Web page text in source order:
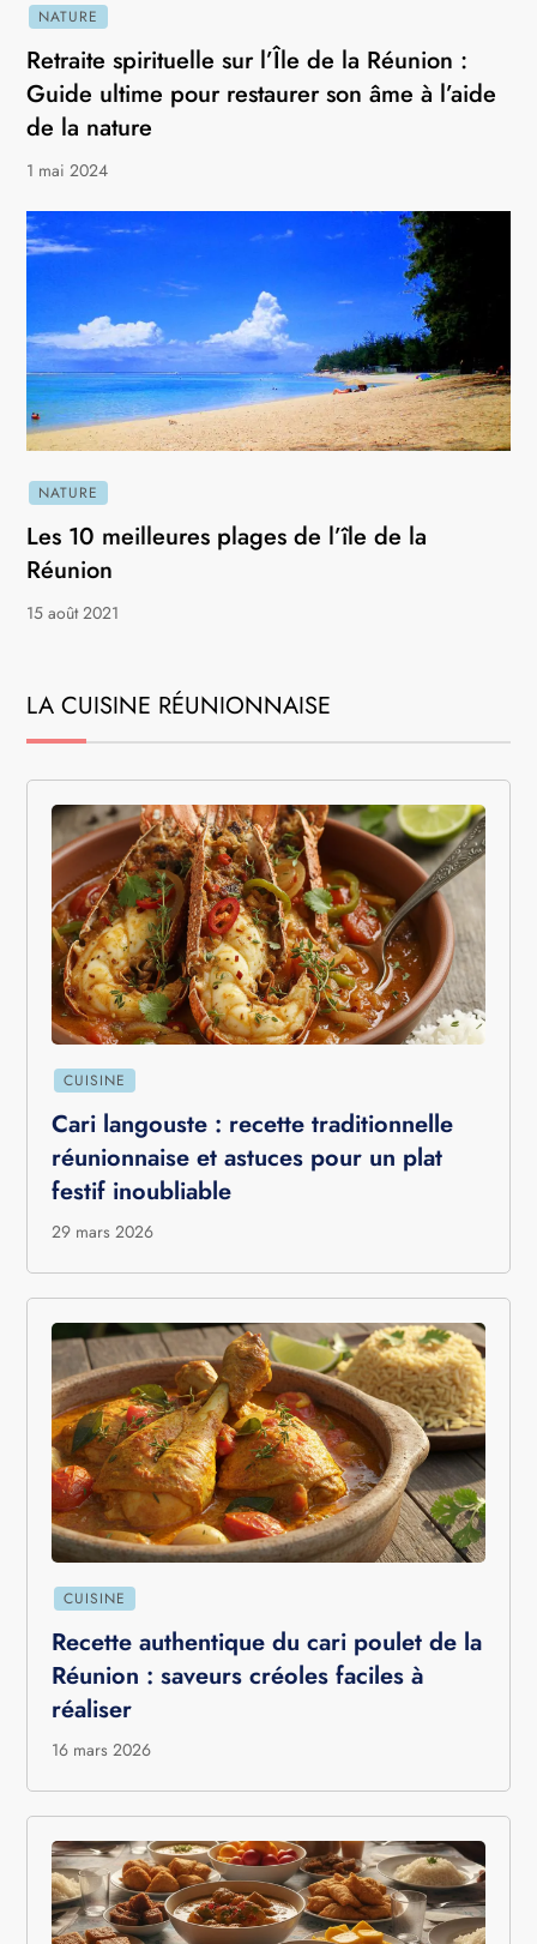
NATURE
Retraite spirituelle sur l’Île de la Réunion :
Guide ultime pour restaurer son âme à l’aide
de la nature
1 mai 2024
NATURE
Les 10 meilleures plages de l’île de la
Réunion
15 août 2021
LA CUISINE RÉUNIONNAISE
CUISINE
Cari langouste : recette traditionnelle
réunionnaise et astuces pour un plat
festif inoubliable
29 mars 2026
CUISINE
Recette authentique du cari poulet de la
Réunion : saveurs créoles faciles à
réaliser
16 mars 2026